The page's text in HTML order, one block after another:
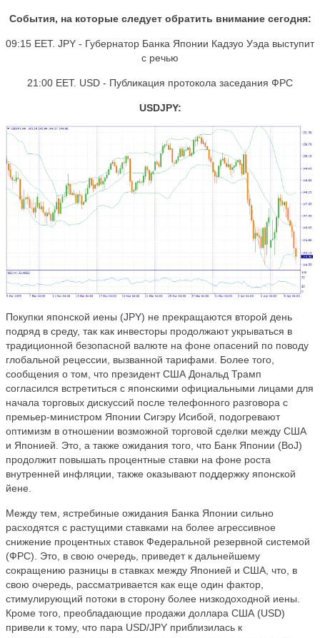
События, на которые следует обратить внимание сегодня:
09:15 EET. JPY - Губернатор Банка Японии Кадзуо Уэда выступит
с речью
21:00 EET. USD - Публикация протокола заседания ФРС
USDJPY:
Покупки японской иены (JPY) не прекращаются второй день
подряд в среду, так как инвесторы продолжают укрываться в
традиционной безопасной валюте на фоне опасений по поводу
глобальной рецессии, вызванной тарифами. Более того,
сообщения о том, что президент США Дональд Трамп
согласился встретиться с японскими официальными лицами для
начала торговых дискуссий после телефонного разговора с
премьер-министром Японии Сигэру Исибой, подогревают
оптимизм в отношении возможной торговой сделки между США
и Японией. Это, а также ожидания того, что Банк Японии (BoJ)
продолжит повышать процентные ставки на фоне роста
внутренней инфляции, также оказывают поддержку японской
йене.
Между тем, ястребиные ожидания Банка Японии сильно
расходятся с растущими ставками на более агрессивное
снижение процентных ставок Федеральной резервной системой
(ФРС). Это, в свою очередь, приведет к дальнейшему
сокращению разницы в ставках между Японией и США, что, в
свою очередь, рассматривается как еще один фактор,
стимулирующий потоки в сторону более низкодоходной иены.
Кроме того, преобладающие продажи доллара США (USD)
привели к тому, что пара USD/JPY приблизилась к